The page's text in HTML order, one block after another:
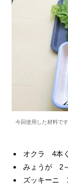
今回使用した材料で
オクラ 4本
みょうが 2
ズッキーニ